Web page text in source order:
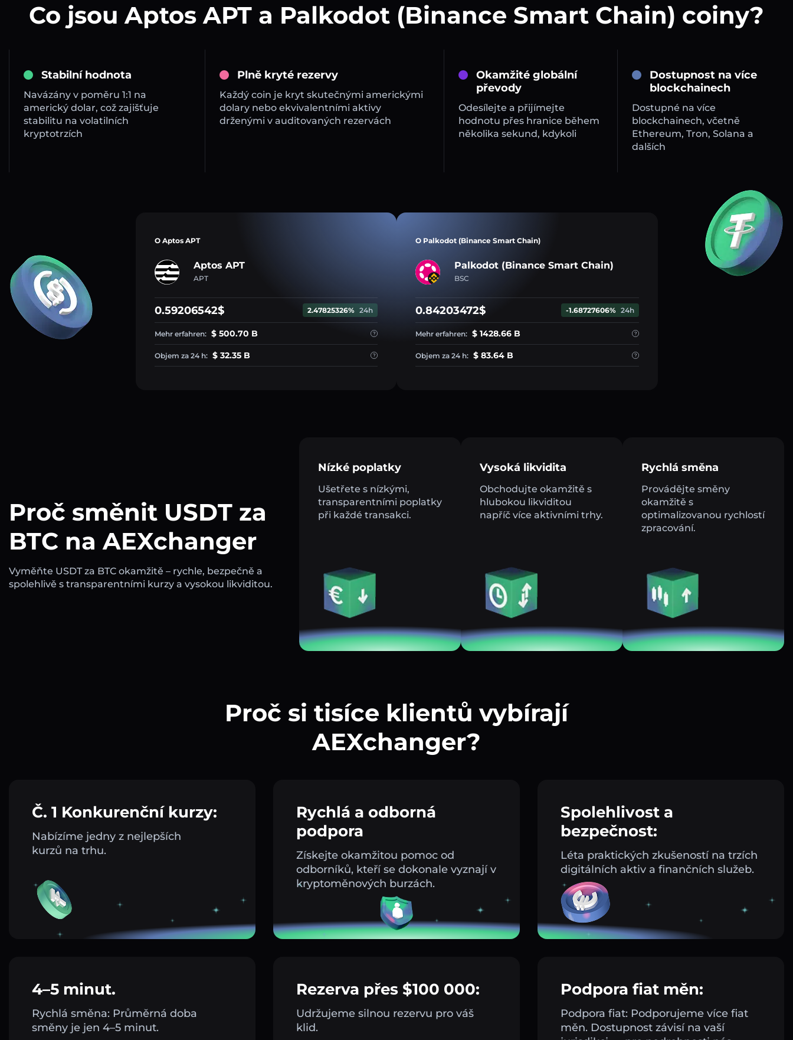
Co jsou Aptos APT a Palkodot (Binance Smart Chain) coiny?
Stabilní hodnota
Navázány v poměru 1:1 na
americký dolar, což zajišťuje
stabilitu na volatilních
kryptotrzích
Plně kryté rezervy
Každý coin je kryt skutečnými americkými
dolary nebo ekvivalentními aktivy
drženými v auditovaných rezervách
Okamžité globální
převody
Odesílejte a přijímejte
hodnotu přes hranice během
několika sekund, kdykoli
Dostupnost na více
blockchainech
Dostupné na více
blockchainech, včetně
Ethereum, Tron, Solana a
dalších
O Aptos APT
Aptos APT
APT
0.59206542$ 2.47825326% 24h
Mehr erfahren: $ 500.70 B
Objem za 24 h: $ 32.35 B
O Palkodot (Binance Smart Chain)
Palkodot (Binance Smart Chain)
BSC
0.84203472$ -1.68727606% 24h
Mehr erfahren: $ 1428.66 B
Objem za 24 h: $ 83.64 B
Proč směnit USDT za
BTC na AEXchanger
Vyměňte USDT za BTC okamžitě – rychle, bezpečně a
spolehlivě s transparentními kurzy a vysokou likviditou.
Nízké poplatky
Ušetřete s nízkými,
transparentními poplatky
při každé transakci.
Vysoká likvidita
Obchodujte okamžitě s
hlubokou likviditou
napříč více aktivními trhy.
Rychlá směna
Provádějte směny
okamžitě s
optimalizovanou rychlostí
zpracování.
Proč si tisíce klientů vybírají
AEXchanger?
Č. 1 Konkurenční kurzy:
Nabízíme jedny z nejlepších
kurzů na trhu.
Rychlá a odborná
podpora
Získejte okamžitou pomoc od
odborníků, kteří se dokonale vyznají v
kryptoměnových burzách.
Spolehlivost a
bezpečnost:
Léta praktických zkušeností na trzích
digitálních aktiv a finančních služeb.
4–5 minut.
Rychlá směna: Průměrná doba
směny je jen 4–5 minut.
Rezerva přes $100 000:
Udržujeme silnou rezervu pro váš
klid.
Podpora fiat měn:
Podpora fiat: Podporujeme více fiat
měn. Dostupnost závisí na vaší